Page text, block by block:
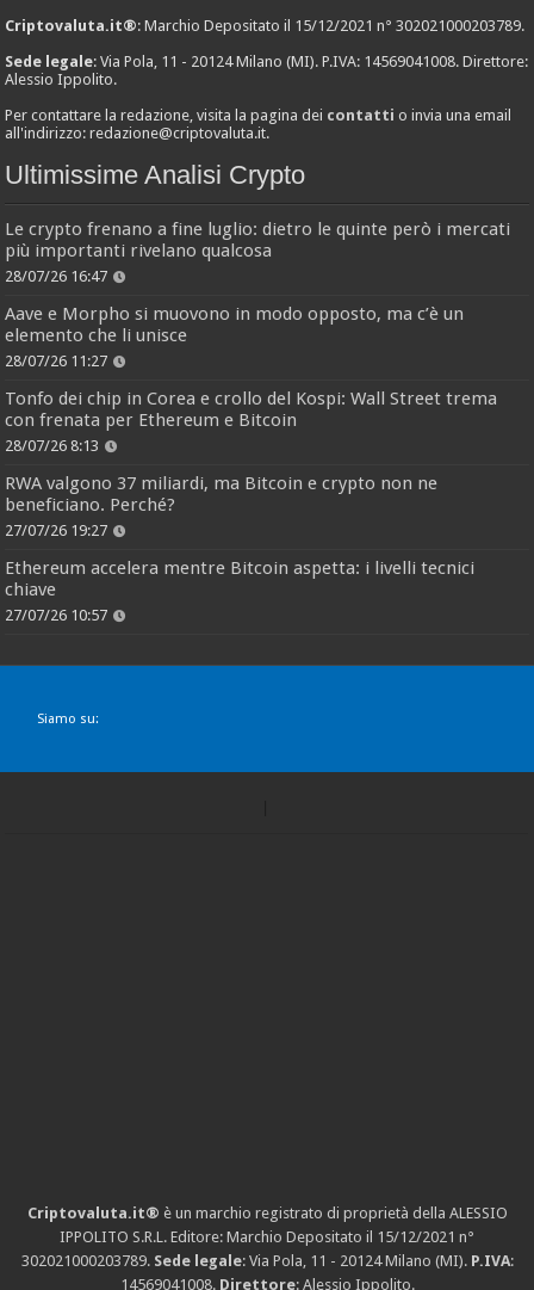
Criptovaluta.it®: Marchio Depositato il 15/12/2021 n° 302021000203789.
Sede legale: Via Pola, 11 - 20124 Milano (MI). P.IVA: 14569041008. Direttore:
Alessio Ippolito.
Per contattare la redazione, visita la pagina dei contatti o invia una email
all'indirizzo:redazione@criptovaluta.it.
Ultimissime Analisi Crypto
Le crypto frenano a fine luglio: dietro le quinte però i mercati
più importanti rivelano qualcosa
28/07/26 16:47
Aave e Morpho si muovono in modo opposto, ma c’è un
elemento che li unisce
28/07/26 11:27
Tonfo dei chip in Corea e crollo del Kospi: Wall Street trema
con frenata per Ethereum e Bitcoin
28/07/26 8:13
RWA valgono 37 miliardi, ma Bitcoin e crypto non ne
beneficiano. Perché?
27/07/26 19:27
Ethereum accelera mentre Bitcoin aspetta: i livelli tecnici
chiave
27/07/26 10:57
Siamo su:
Criptovaluta.it® è un marchio registrato di proprietà della ALESSIO
IPPOLITO S.R.L. Editore: Marchio Depositato il 15/12/2021 n°
302021000203789. Sede legale: Via Pola, 11 - 20124 Milano (MI). P.IVA:
14569041008. Direttore: Alessio Ippolito.